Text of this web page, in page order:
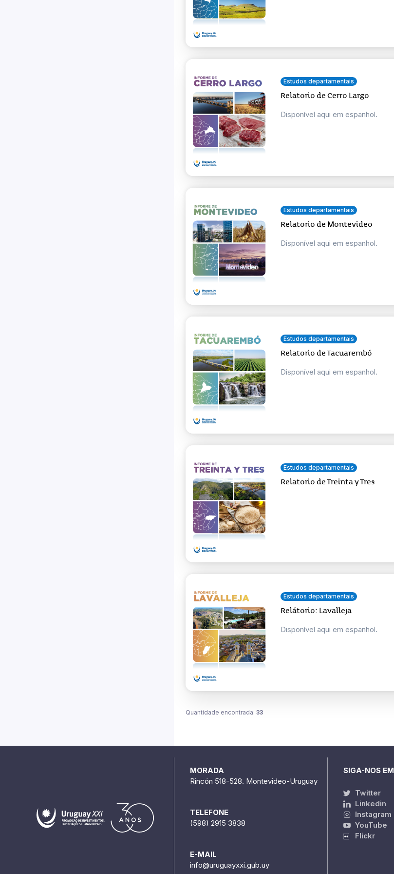
Estudos departamentais
Relatorio de Cerro Largo
Disponível aqui em espanhol.
Estudos departamentais
Relatorio de Montevideo
Disponível aqui em espanhol.
Estudos departamentais
Relatorio de Tacuarembó
Disponível aqui em espanhol.
Estudos departamentais
Relatorio de Treinta y Tres
Estudos departamentais
Relátorio: Lavalleja
Disponível aqui em espanhol.
Quantidade encontrada: 33
MORADA
Rincón 518-528. Montevideo-Uruguay
TELEFONE
(598) 2915 3838
E-MAIL
info@uruguayxxi.gub.uy
SIGA-NOS EM
Twitter
Linkedin
Instagram
YouTube
Flickr